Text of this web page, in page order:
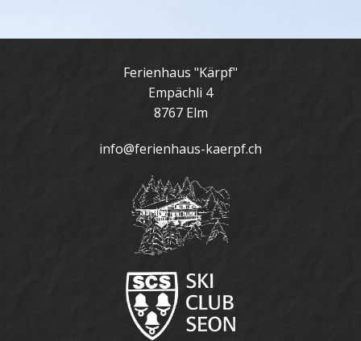
Ferienhaus "Kärpf"
Empächli 4
8767 Elm
info@ferienhaus-kaerpf.ch